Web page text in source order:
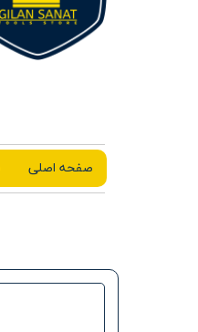
صفحه اصلی